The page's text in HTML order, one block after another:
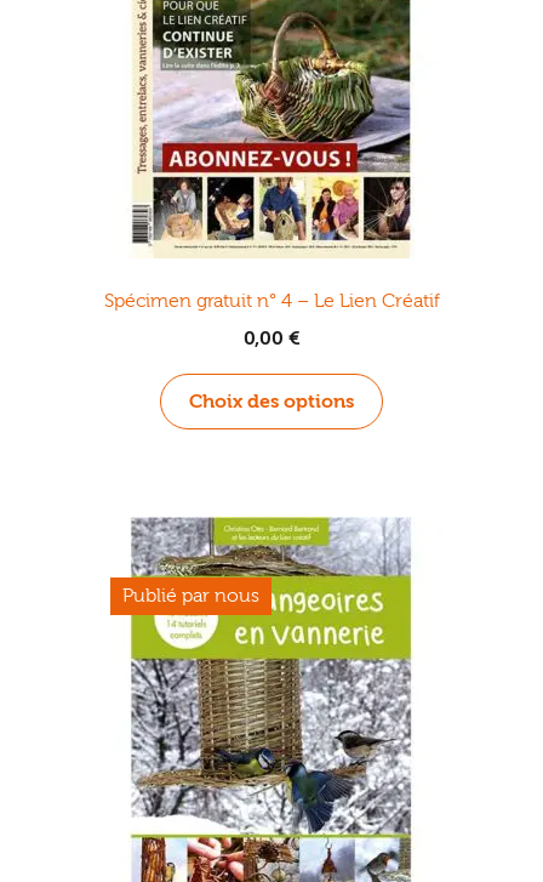
Spécimen gratuit n° 4 – Le Lien Créatif
0,00 €
Choix des options
Ce
produit
Les
options
peuvent
être
choisies
sur
la
page
du
produit